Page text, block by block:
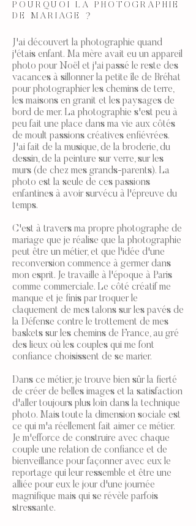
POURQUOI LA PHOTOGRAPHIE
DE MARIAGE ?
J'ai découvert la photographie quand
j'étais enfant. Ma mère avait eu un appareil
photo pour Noël et j'ai passé le reste des
vacances à sillonner la petite île de Bréhat
pour photographier les chemins de terre,
les maisons en granit et les paysages de
bord de mer. La photographie s'est peu à
peu fait une place dans ma vie aux côtés
de moult passions créatives enfiévrées.
J'ai fait de la musique, de la broderie, du
dessin, de la peinture sur verre, sur les
murs (de chez mes grands-parents). La
photo est la seule de ces passions
enfantines à avoir survécu à l'épreuve du
temps.
C'est à travers ma propre photographe de
mariage que je réalise que la photographie
peut être un métier, et que l'idée d'une
reconversion commence à germer dans
mon esprit. Je travaille à l'époque à Paris
comme commerciale. Le côté créatif me
manque et je finis par troquer le
claquement de mes talons sur les pavés de
la Défense contre le trottement de mes
baskets sur les chemins de France, au gré
des lieux où les couples qui me font
confiance choisissent de se marier.
Dans ce métier, je trouve bien sûr la fierté
de créer de belles images et la satisfaction
d'aller toujours plus loin dans la technique
photo. Mais toute la dimension sociale est
ce qui m'a réellement fait aimer ce métier.
Je m'efforce de construire avec chaque
couple une relation de confiance et de
bienveillance pour façonner avec eux le
reportage qui leur ressemble et être une
alliée pour eux le jour d'une journée
magnifique mais qui se révèle parfois
stressante.